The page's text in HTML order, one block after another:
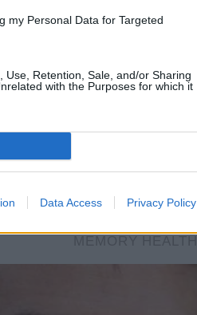
my Personal Data for Targeted
Use, Retention, Sale, and/or Sharing
with the Purposes for which it
Data Access Privacy Policy